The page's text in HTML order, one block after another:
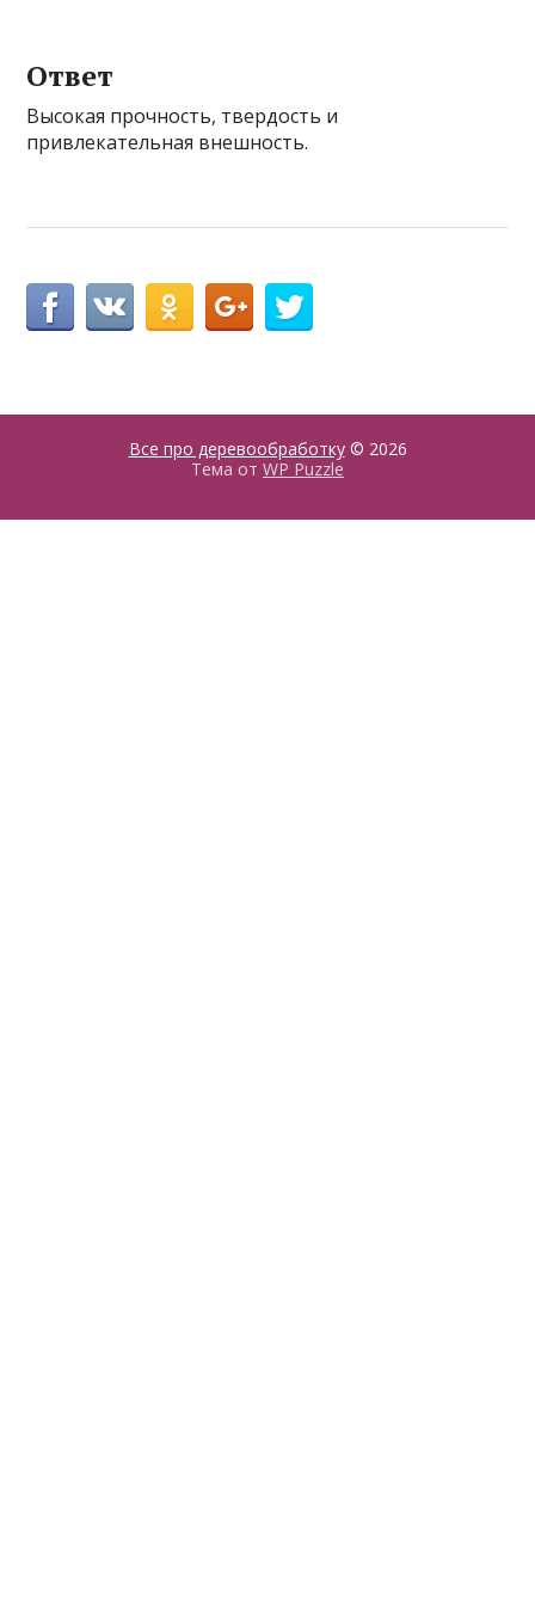
Ответ
Высокая прочность, твердость и
привлекательная внешность.
Все про деревообработку© 2026
Тема от WP Puzzle